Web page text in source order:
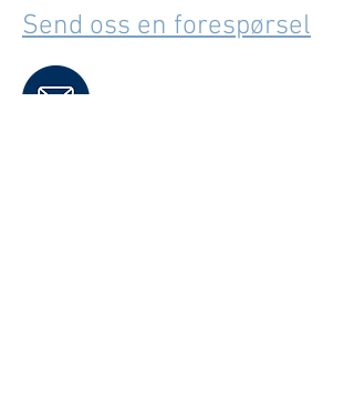
Send oss en forespørsel